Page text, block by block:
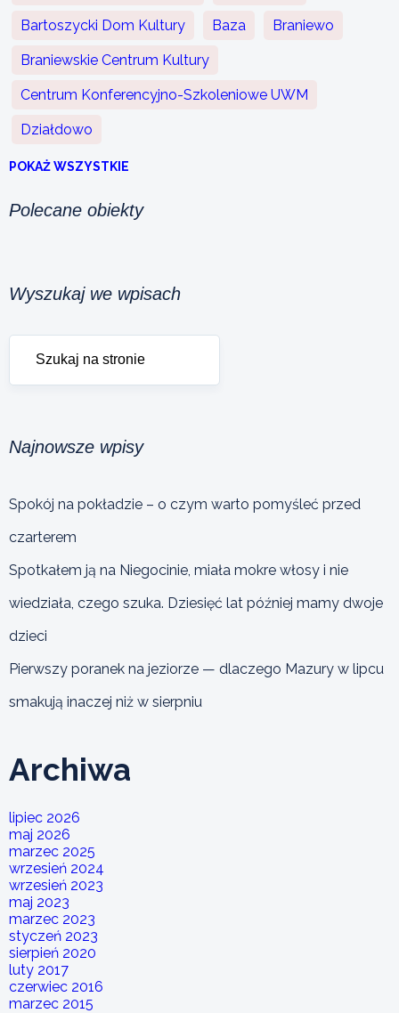
Bartoszycki Dom Kultury Baza Braniewo
Braniewskie Centrum Kultury
Centrum Konferencyjno-Szkoleniowe UWM
Działdowo
POKAŻ WSZYSTKIE
Polecane obiekty
Wyszukaj we wpisach
Najnowsze wpisy
Spokój na pokładzie – o czym warto pomyśleć przed
czarterem
Spotkałem ją na Niegocinie, miała mokre włosy i nie
wiedziała, czego szuka. Dziesięć lat później mamy dwoje
dzieci
Pierwszy poranek na jeziorze — dlaczego Mazury w lipcu
smakują inaczej niż w sierpniu
Archiwa
lipiec 2026
maj 2026
marzec 2025
wrzesień 2024
wrzesień 2023
maj 2023
marzec 2023
styczeń 2023
sierpień 2020
luty 2017
czerwiec 2016
marzec 2015